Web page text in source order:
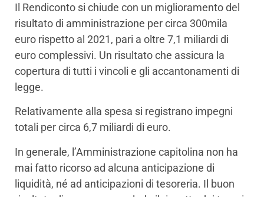
Il Rendiconto si chiude con un miglioramento del
risultato di amministrazione per circa 300mila
euro rispetto al 2021, pari a oltre 7,1 miliardi di
euro complessivi. Un risultato che assicura la
copertura di tutti i vincoli e gli accantonamenti di
legge.
Relativamente alla spesa si registrano impegni
totali per circa 6,7 miliardi di euro.
In generale, l’Amministrazione capitolina non ha
mai fatto ricorso ad alcuna anticipazione di
liquidità, né ad anticipazioni di tesoreria. Il buon